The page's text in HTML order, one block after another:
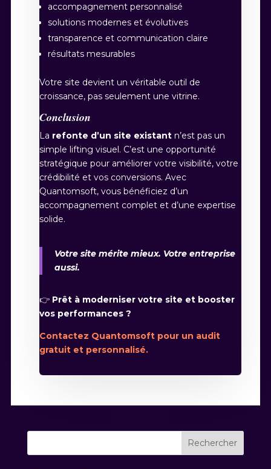
accompagnement personnalisé
solutions modernes et évolutives
transparence et communication claire
résultats mesurables
Votre site devient un véritable outil de
croissance, pas seulement une vitrine.
Conclusion
La refonte d’un site existant n’est pas un
simple lifting visuel. C’est une opportunité
stratégique pour améliorer votre visibilité, votre
crédibilité et vos conversions. Avec
Quantomsoft, vous bénéficiez d’un
accompagnement complet et d’une expertise
solide.
Votre site mérite mieux. Votre entreprise
aussi.
👉 Prêt à moderniser votre site et booster
vos performances ?
Contactez Quantomsoft pour un audit
gratuit et personnalisé.
Rechercher